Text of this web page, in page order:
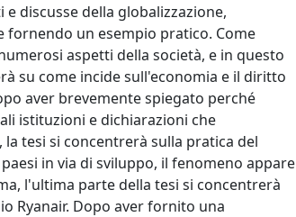
discusse della globalizzazione,
fornendo un esempio pratico. Come
aspetti della società, e in questo
su come incide sull'economia e il diritto
aver brevemente spiegato perché
istituzioni e dichiarazioni che
tesi si concentrerà sulla pratica del
in via di sviluppo, il fenomeno appare
l'ultima parte della tesi si concentrerà
Ryanair. Dopo aver fornito una